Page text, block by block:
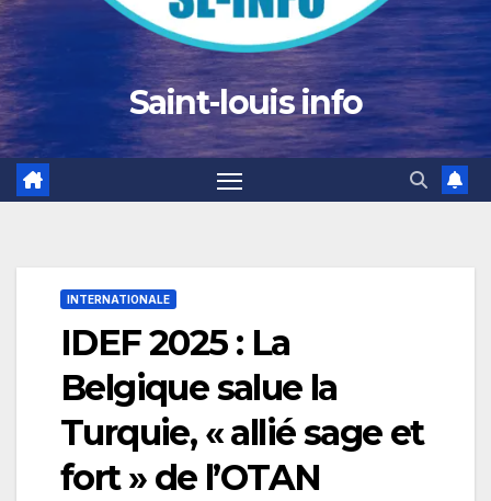
Saint-louis info
INTERNATIONALE
IDEF 2025 : La
Belgique salue la
Turquie, « allié sage et
fort » de l’OTAN